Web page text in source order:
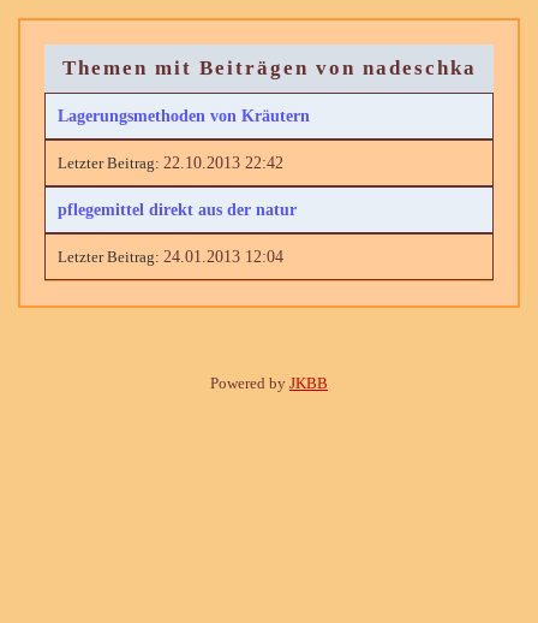
Themen mit Beiträgen von nadeschka
Lagerungsmethoden von Kräutern
22.10.2013 22:42
pflegemittel direkt aus der natur
24.01.2013 12:04
Powered by JKBB